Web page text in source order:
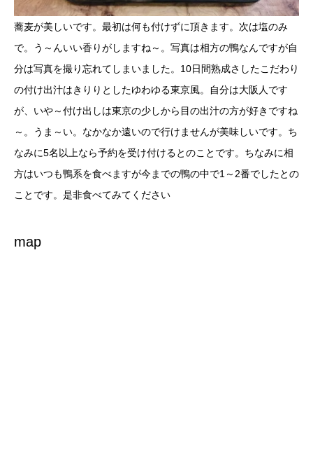
蕎麦が美しいです。最初は何も付けずに頂きます。次は塩のみ
で。う～んいい香りがしますね～。写真は相方の鴨なんですが自
分は写真を撮り忘れてしまいました。10日間熟成さしたこだわり
の付け出汁はきりりとしたゆわゆる東京風。自分は大阪人です
が、いや～付け出しは東京の少しから目の出汁の方が好きですね
～。うま～い。なかなか遠いので行けませんが美味しいです。ち
なみに5名以上なら予約を受け付けるとのことです。ちなみに相
方はいつも鴨系を食べますが今までの鴨の中で1～2番でしたとの
ことです。是非食べてみてください
map